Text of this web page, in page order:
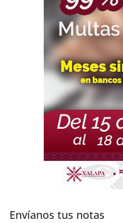
Envíanos tus notas